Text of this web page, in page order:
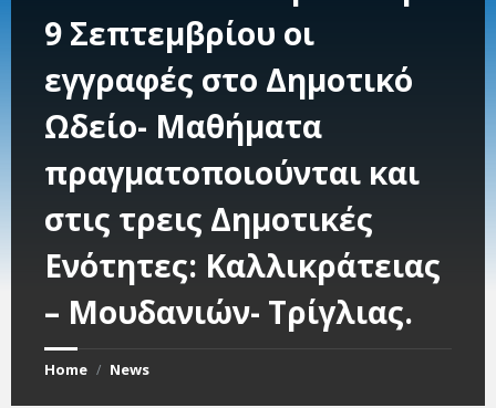
9 Σεπτεμβρίου οι
εγγραφές στο Δημοτικό
Ωδείο- Μαθήματα
πραγματοποιούνται και
στις τρεις Δημοτικές
Ενότητες: Καλλικράτειας
– Μουδανιών- Τρίγλιας.
Home / News